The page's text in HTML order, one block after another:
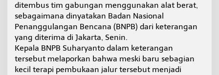
l
D
i
t
e
m
b
u
ditembus tim gabungan menggunakan alat berat,
sebagaimana dinyatakan Badan Nasional
Penanggulangan Bencana (BNPB) dari keterangan
yang diterima di Jakarta, Senin.
Kepala BNPB Suharyanto dalam keterangan
tersebut melaporkan bahwa meski baru sebagian
kecil terapi pembukaan jalur tersebut menjadi